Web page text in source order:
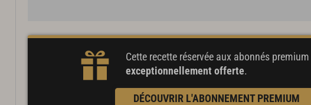
Cette recette réservée aux abonnés premium
exceptionnellement offerte.
DÉCOUVRIR L'ABONNEMENT PREMIUM